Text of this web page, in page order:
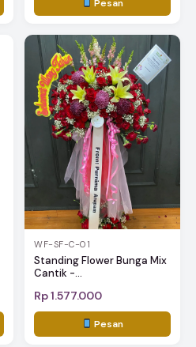
Pesan
WF-SF-C-01
Standing Flower Bunga Mix
Cantik -...
Rp 1.577.000
Pesan